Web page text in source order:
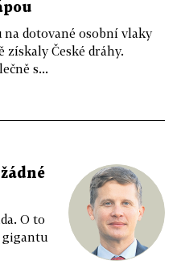
dotované osobní vlaky
získaly České dráhy.
s...
O to
gigantu